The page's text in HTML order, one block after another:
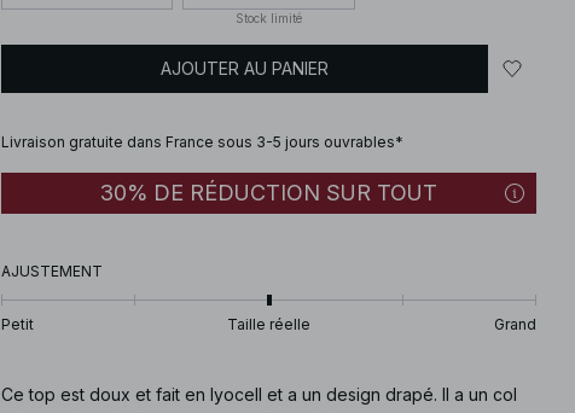
Stock limité
AJOUTER AU PANIER
Livraison gratuite dans France sous 3-5 jours ouvrables*
30% DE RÉDUCTION SUR TOUT
AJUSTEMENT
Petit Taille réelle Grand
Ce top est doux et fait en lyocell et a un design drapé. Il a un col